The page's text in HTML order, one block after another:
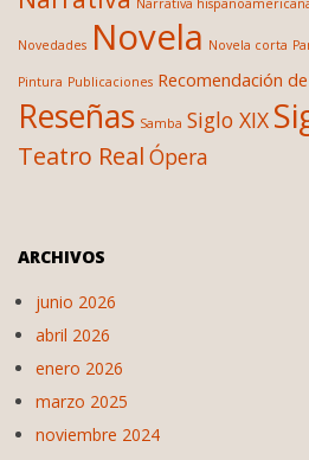
Novedades Novela Novela corta
Pintura Publicaciones Recomendación
Reseñas Samba Siglo XIX
Teatro Real Ópera
ARCHIVOS
junio 2026
abril 2026
enero 2026
marzo 2025
noviembre 2024